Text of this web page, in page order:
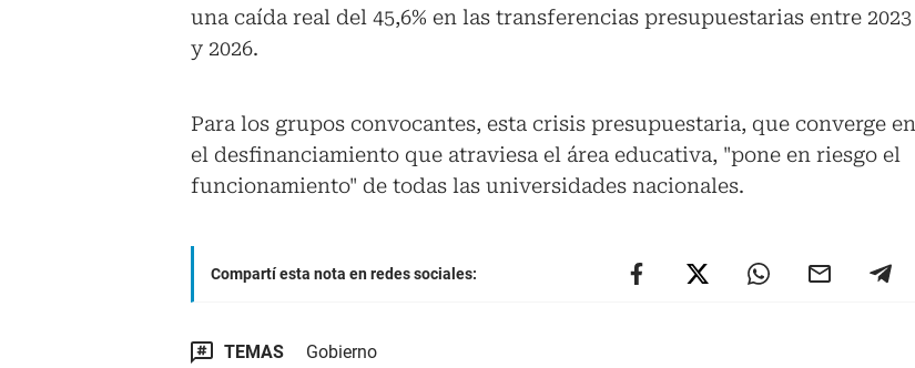
una caída real del 45,6% en las transferencias presupuestarias entre 2023
y 2026.
Para los grupos convocantes, esta crisis presupuestaria, que converge en
el desfinanciamiento que atraviesa el área educativa, "pone en riesgo el
funcionamiento" de todas las universidades nacionales.
Compartí esta nota en redes sociales:
TEMAS Gobierno